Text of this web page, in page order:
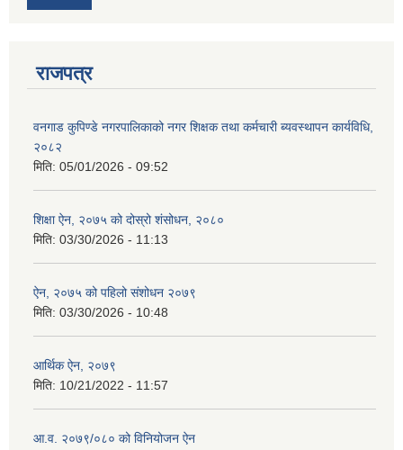
राजपत्र
वनगाड कुपिण्डे नगरपालिकाको नगर शिक्षक तथा कर्मचारी ब्यवस्थापन कार्यविधि,
२०८२
मिति: 05/01/2026 - 09:52
शिक्षा ऐन, २०७५ को दोस्रो शंसोधन, २०८०
मिति: 03/30/2026 - 11:13
ऐन, २०७५ को पहिलो संशोधन २०७९
मिति: 03/30/2026 - 10:48
आर्थिक ऐन, २०७९
मिति: 10/21/2022 - 11:57
आ.व. २०७९/०८० को विनियोजन ऐन